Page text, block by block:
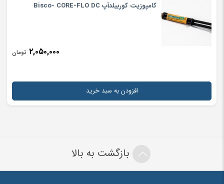
12
کامپوزیت کوربیلدآپ Bisco- CORE-FLO DC
۲,۰۵۰,۰۰۰ تومان
افزودن به سبد خرید
بازگشت به بالا